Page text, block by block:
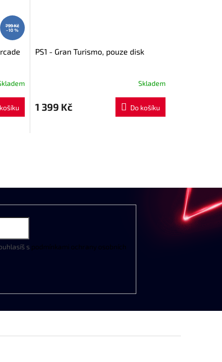
799 Kč
–10 %
PS1 - Gran Turismo, pouze disk
Skladem
1 399 Kč Do košíku
s podmínkami ochrany osobních